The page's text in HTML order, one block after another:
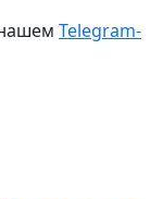
Telegram-